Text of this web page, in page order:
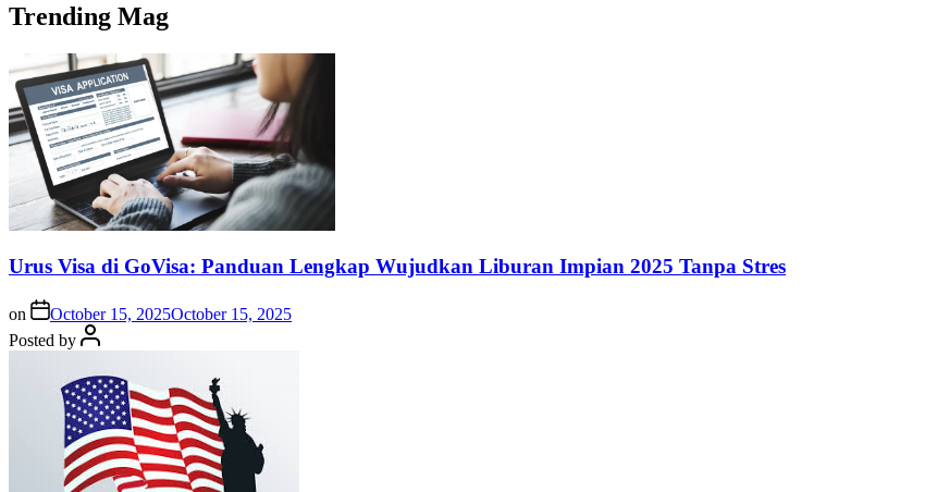
Trending Mag
Urus Visa di GoVisa: Panduan Lengkap Wujudkan Liburan Impian 2025 Tanpa Stres
on October 15, 2025October 15, 2025
Posted by